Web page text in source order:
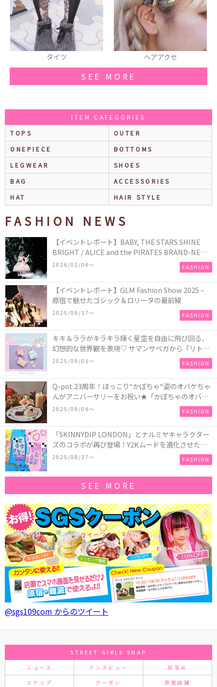
ヘアアクセ リュック
SEE MORE
ITEM CATEGORIES
TOPS
OUTER
ONEPIECE
BOTTOMS
LEGWEAR
SHOES
BAG
ACCESSORIES
HAT
HAIR STYLE
FASHION NEWS
【イベントレポート】BABY, THE STARS SHINE
BRIGHT / ALICE and the PIRATES BRAND-NEW
COLLECTION in TOKYO
2026/02/04〜 FASHION
【イベントレポート】GLM Fashion Show 2025 –
原宿で魅せたゴシック＆ロリータの最前線
2025/09/17〜 FASHION
キキ＆ララがキラキラ輝く星空を自由に飛び回る、
幻想的な世界観を表現♡ サマンサベガから『リトル
ツインスターズ』50周年アニバーサリーイヤー』を
2025/09/01〜 FASHION
Q-pot.23周年！ほっこり“かぼちゃ“姿のオバケちゃ
んがアニバーサリーをお祝い★「かぼちゃのオバケ
ーキアクセサリー」が新発売！Q-pot CAFE.では
「かぼちゃのオバケーキプレート」も登場
2025/09/06〜 FASHION
「SKINNYDIP LONDON」とナルミヤキャラクター
ズのコラボが再び登場！Y2Kムードを進化させた新
作コレクションを発売♪
2025/08/27〜 FASHION
SEE MORE
@sgs109com からのツイート
STREET GIRLS SNAP
ニュース インタビュー 試写会
スナップ クーポン 原宿店舗